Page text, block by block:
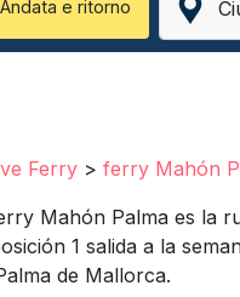
Andata e ritorno
Ferry > ferry Mahón
Mahón Palma es la
1 salida a la
de Mallorca.